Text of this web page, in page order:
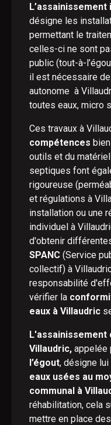
désigne les
permettant le
celles-ci ne sont
public (tout-à-
il est nécessaire
autonome à
toutes eaux, micro
Ces travaux à
compétences
outils et du
septiques font
rigoureuse
et régulations à
installation ou une
individuel à
d'obtenir
SPANC (Service
collectif) à
responsabilité
vérifier la
eaux à Villaudric
L'assainissement
Villaudric, appelée
l’égout, désigne
eaux usées au
communal à
réhabilitation, cela
mettre en place